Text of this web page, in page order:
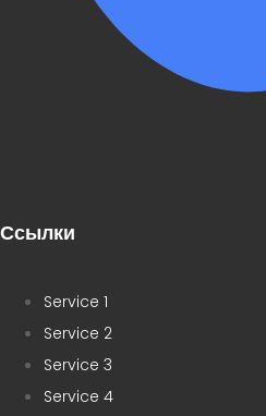
Ссылки
Service 1
Service 2
Service 3
Service 4